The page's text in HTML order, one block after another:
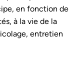
en fonction de
à la vie de la
entretien